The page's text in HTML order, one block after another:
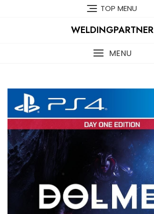
TOP MENU
WELDINGPARTNER
MENU